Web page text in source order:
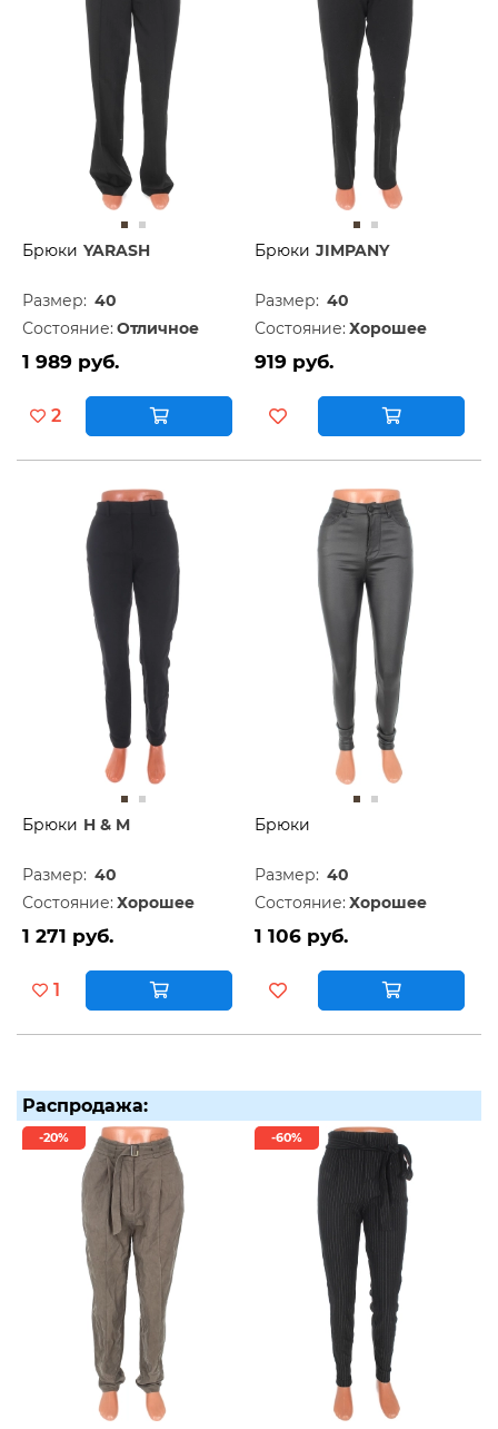
Брюки YARASH
Размер: 40
Состояние: Отличное
1 989 руб.
2
Брюки JIMPANY
Размер: 40
Состояние: Хорошее
919 руб.
Брюки H & M
Размер: 40
Состояние: Хорошее
1 271 руб.
1
Брюки
Размер: 40
Состояние: Хорошее
1 106 руб.
Распродажа:
-20% -60%